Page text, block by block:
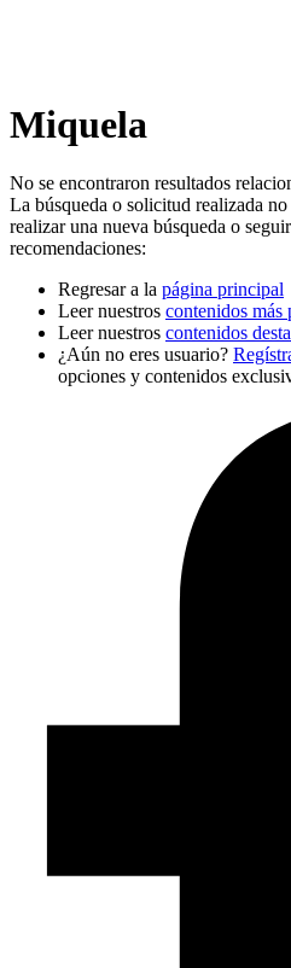
Miquela
No se encontraron resultados
La búsqueda o solicitud realizada
realizar una nueva búsqueda o
recomendaciones:
Regresar a la página principal
Leer nuestros contenidos más
Leer nuestros contenidos
¿Aún no eres usuario?
opciones y contenidos